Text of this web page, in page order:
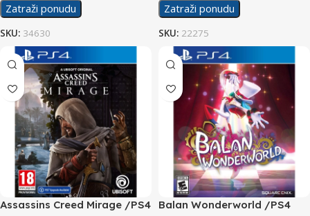
Zatraži ponudu
SKU: 34630
Zatraži ponudu
SKU: 22275
Assassins Creed Mirage /PS4 Balan Wonderworld /PS4